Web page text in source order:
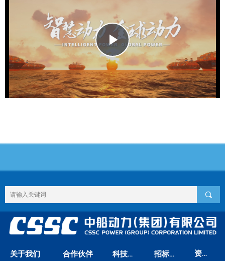
Play
Video
关于我们 合作伙伴 科技创新 招标信息 资料下载
끠